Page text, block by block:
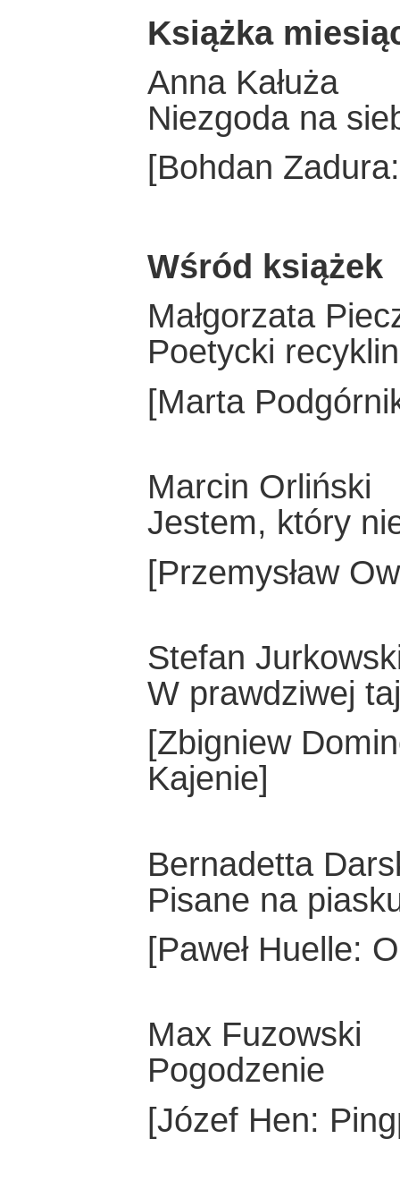
Książka
Anna Kałuża
Niezgoda na
[Bohdan
Wśród książek
Małgorzata
Poetycki
[Marta
Marcin Orliński
Jestem, który
[Przemysław
Stefan
W prawdziwej
[Zbigniew
Kajenie]
Bernadetta
Pisane na
[Paweł Huelle:
Max Fuzowski
Pogodzenie
[Józef Hen: